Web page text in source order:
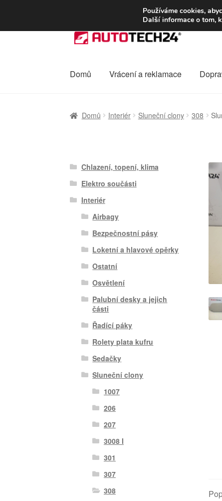
DOPRAVA od
Přeskočit
na
Přejít
webu
Domů Vrácení a reklamace
Domů Interiér Sluneční clony 308
Chlazení, topení, klima
Elektro součásti
Interiér
Airbagy
Bezpečnostní pásy
Loketní a hlavové opěrky
Ostatní
Osvětlení
Palubní desky a jejich
části
Řadící páky
Rolety plata kufru
Sedačky
Sluneční clony
1007
206
207
3008 I
301
307
308
Používáme cookies,
Další informace o tom,